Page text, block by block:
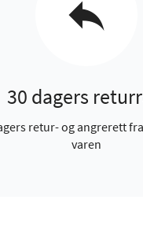
30 dagers
retur- og angrerett
varen